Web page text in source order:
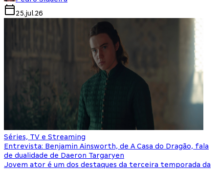
25.jul.26
Séries, TV e Streaming
Entrevista: Benjamin Ainsworth, de A Casa do Dragão, fala
de dualidade de Daeron Targaryen
Jovem ator é um dos destaques da terceira temporada da